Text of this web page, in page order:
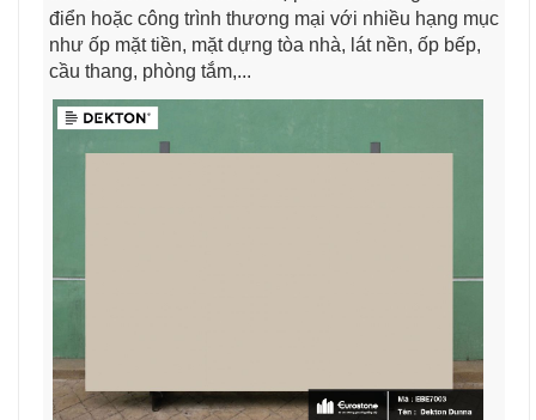
điển hoặc công trình thương mại với nhiều hạng mục
như ốp mặt tiền, mặt dựng tòa nhà, lát nền, ốp bếp,
cầu thang, phòng tắm,...